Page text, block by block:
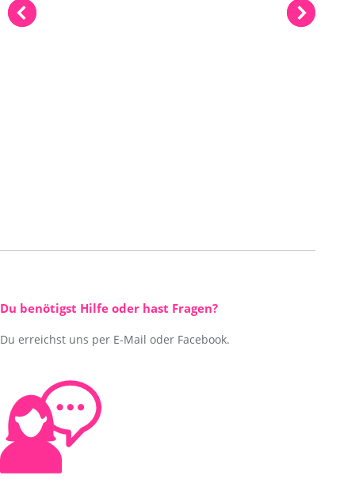
Du benötigst Hilfe oder hast Fragen?
Du erreichst uns per E-Mail oder Facebook.